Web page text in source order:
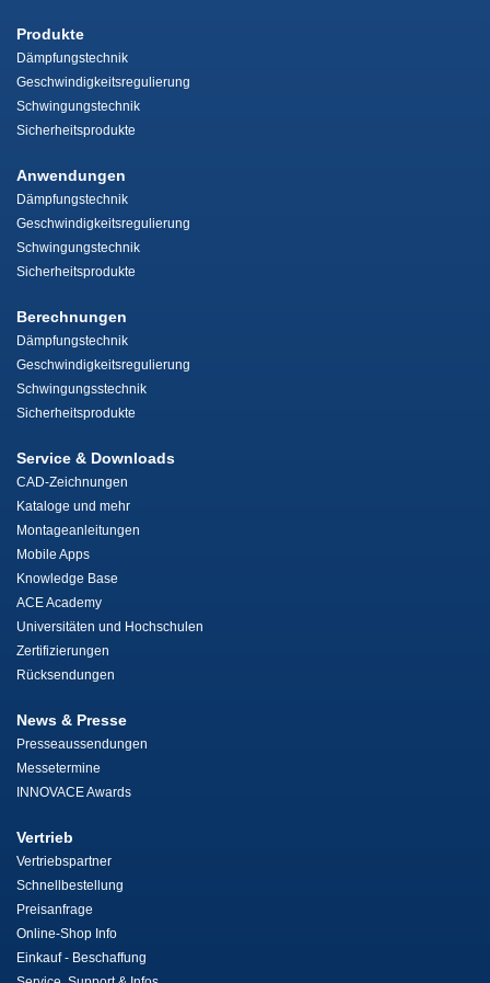
Produkte
Dämpfungstechnik
Geschwindigkeitsregulierung
Schwingungstechnik
Sicherheitsprodukte
Anwendungen
Dämpfungstechnik
Geschwindigkeitsregulierung
Schwingungstechnik
Sicherheitsprodukte
Berechnungen
Dämpfungstechnik
Geschwindigkeitsregulierung
Schwingungsstechnik
Sicherheitsprodukte
Service & Downloads
CAD-Zeichnungen
Kataloge und mehr
Montageanleitungen
Mobile Apps
Knowledge Base
ACE Academy
Universitäten und Hochschulen
Zertifizierungen
Rücksendungen
News & Presse
Presseaussendungen
Messetermine
INNOVACE Awards
Vertrieb
Vertriebspartner
Schnellbestellung
Preisanfrage
Online-Shop Info
Einkauf - Beschaffung